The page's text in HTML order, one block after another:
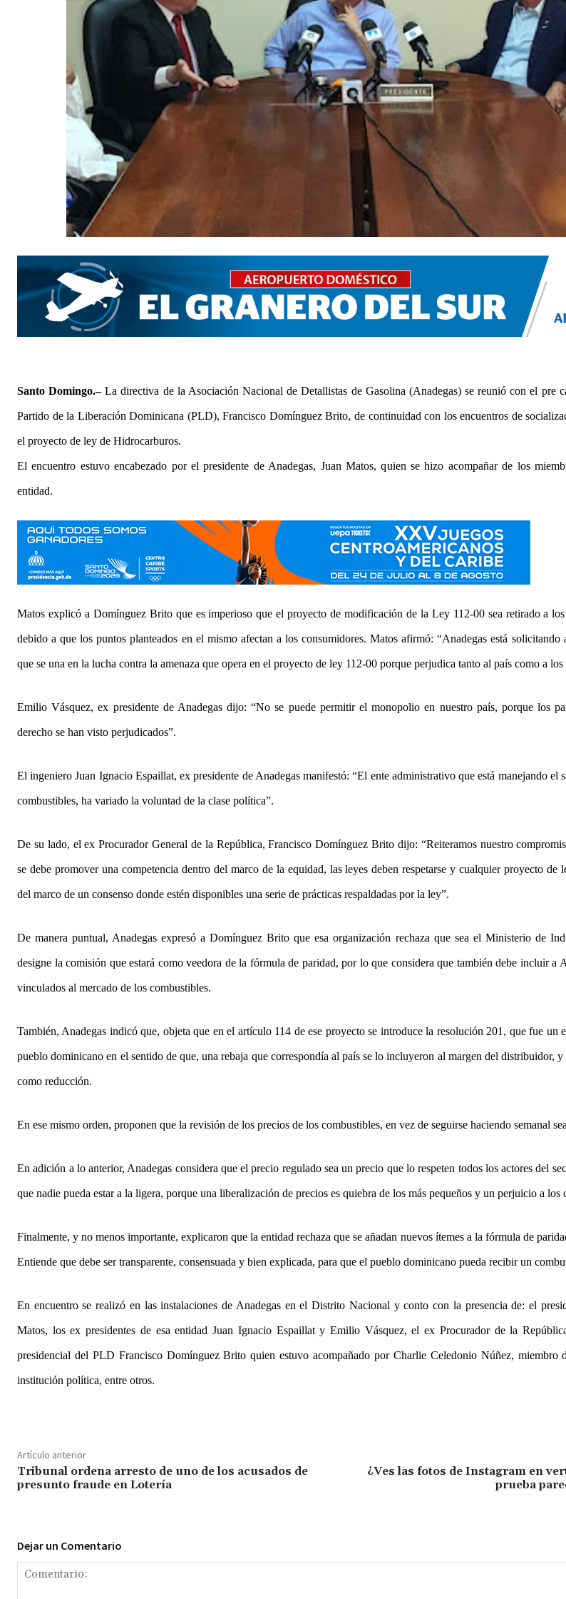
Santo Domingo.–La directiva de la Asociación Nacional de Detallistas de Gasolina (Anadegas) se reunió con el pre
Partido de la Liberación Dominicana (PLD), Francisco Domínguez Brito, de continuidad con los encuentros de
el proyecto de ley de Hidrocarburos.
El encuentro estuvo encabezado por el presidente de Anadegas, Juan Matos, quien se hizo acompañar de los
entidad.
Matos explicó a Domínguez Brito que es imperioso que el proyecto de modificación de la Ley 112-00 sea retirado a
debido a que los puntos planteados en el mismo afectan a los consumidores. Matos afirmó: “Anadegas está
que se una en la lucha contra la amenaza que opera en el proyecto de ley 112-00 porque perjudica tanto al país como a los
Emilio Vásquez, ex presidente de Anadegas dijo: “No se puede permitir el monopolio en nuestro país, porque los
derecho se han visto perjudicados”.
El ingeniero Juan Ignacio Espaillat, ex presidente de Anadegas manifestó: “El ente administrativo que está manejando el
combustibles, ha variado la voluntad de la clase política”.
De su lado, el ex Procurador General de la República, Francisco Domínguez Brito dijo: “Reiteramos nuestro
se debe promover una competencia dentro del marco de la equidad, las leyes deben respetarse y cualquier proyecto de
del marco de un consenso donde estén disponibles una serie de prácticas respaldadas por la ley”.
De manera puntual, Anadegas expresó a Domínguez Brito que esa organización rechaza que sea el Ministerio de
designe la comisión que estará como veedora de la fórmula de paridad, por lo que considera que también debe incluir a
vinculados al mercado de los combustibles.
También, Anadegas indicó que, objeta que en el artículo 114 de ese proyecto se introduce la resolución 201, que fue un
pueblo dominicano en el sentido de que, una rebaja que correspondía al país se lo incluyeron al margen del distribuidor, y
como reducción.
En ese mismo orden, proponen que la revisión de los precios de los combustibles, en vez de seguirse haciendo semanal
En adición a lo anterior, Anadegas considera que el precio regulado sea un precio que lo respeten todos los actores del
que nadie pueda estar a la ligera, porque una liberalización de precios es quiebra de los más pequeños y un perjuicio a los
Finalmente, y no menos importante, explicaron que la entidad rechaza que se añadan nuevos ítemes a la fórmula de
Entiende que debe ser transparente, consensuada y bien explicada, para que el pueblo dominicano pueda recibir un
En encuentro se realizó en las instalaciones de Anadegas en el Distrito Nacional y conto con la presencia de: el
Matos, los ex presidentes de esa entidad Juan Ignacio Espaillat y Emilio Vásquez, el ex Procurador de la
presidencial del PLD Francisco Domínguez Brito quien estuvo acompañado por Charlie Celedonio Núñez, miembro
institución política, entre otros.
Artículo anterior
Tribunal ordena arresto de uno de los acusados de
presunto fraude en Lotería
¿Ves las fotos de Instagram en
prueba
Dejar un Comentario